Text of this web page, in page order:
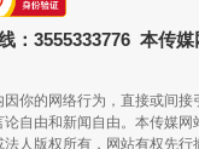
：3555333776 本传媒
你的网络行为，直接或间
自由和新闻自由。本传媒
人版权所有，网站有权先